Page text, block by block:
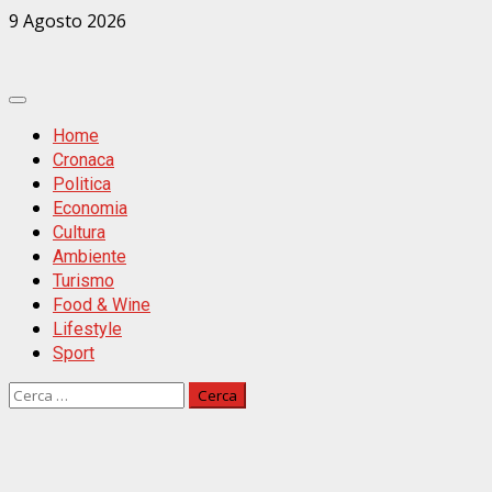
Zum
9 Agosto 2026
Primäres
MenüHome
Cronaca
Politica
Economia
Cultura
Ambiente
Turismo
Food & Wine
Lifestyle
Sport
Ricerca